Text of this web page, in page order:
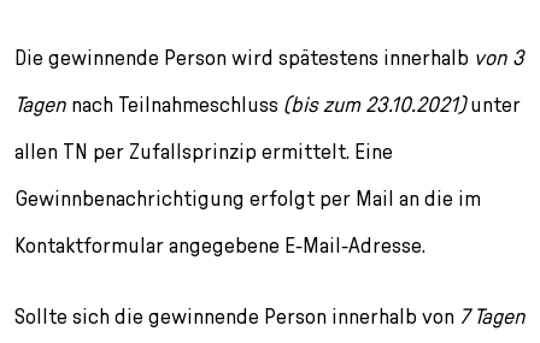
Die gewinnende Person wird spätestens innerhalb von 3
Tagen nach Teilnahmeschluss (bis zum 23.10.2021)unter
allen TN per Zufallsprinzip ermittelt. Eine
Gewinnbenachrichtigung erfolgt per Mail an die im
Kontaktformular angegebene E-Mail-Adresse.
Sollte sich die gewinnende Person innerhalb von 7 Tagen